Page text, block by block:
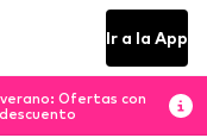
Ir a la App
Ofertas con